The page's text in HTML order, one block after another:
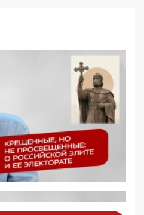
в России, но
определять
Минцифры намерено
право
социальные объекты от
от борца с
контентом